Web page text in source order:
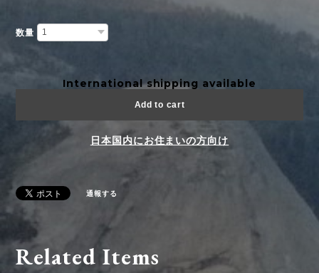
数量
International shipping available
Add to cart
日本国内にお住まいの方向け
通報する
Related Items